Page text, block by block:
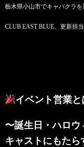
栃木県小山市でキャバクラを
CLUB EAST BLUE、更新担当
イベント営業と
〜誕生日・ハロ
キャストにもたら